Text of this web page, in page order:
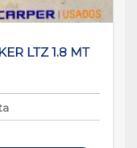
LTZ 1.8 MT